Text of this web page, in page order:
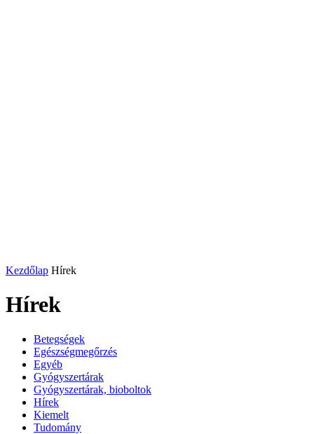
Kezdőlap Hírek
Hírek
Betegségek
Egészségmegőrzés
Egyéb
Gyógyszertárak
Gyógyszertárak, bioboltok
Hírek
Kiemelt
Tudomány